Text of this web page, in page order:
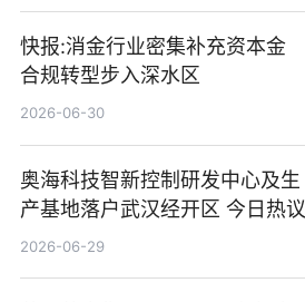
快报:消金行业密集补充资本金
合规转型步入深水区
2026-06-30
奥海科技智新控制研发中心及生
产基地落户武汉经开区 今日热议
2026-06-29